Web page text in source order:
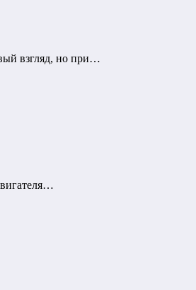
взгляд, но при…